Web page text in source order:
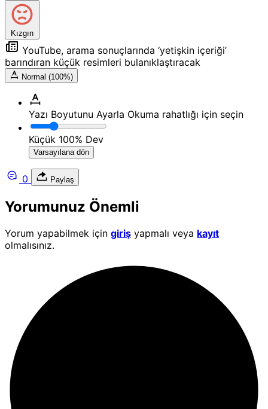
Kızgın
YouTube, arama sonuçlarında ‘yetişkin içeriği’
barındıran küçük resimleri bulanıklaştıracak
Normal (100%)
Yazı Boyutunu Ayarla Okuma rahatlığı için seçin
Küçük 100% Dev
Varsayılana dön
0 Paylaş
Yorumunuz Önemli
Yorum yapabilmek için giriş yapmalı veya kayıt
olmalısınız.